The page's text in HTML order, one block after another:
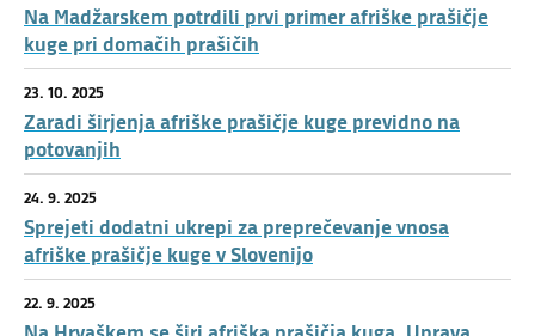
Na Madžarskem potrdili prvi primer afriške prašičje
kuge pri domačih prašičih
23. 10. 2025
Zaradi širjenja afriške prašičje kuge previdno na
potovanjih
24. 9. 2025
Sprejeti dodatni ukrepi za preprečevanje vnosa
afriške prašičje kuge v Slovenijo
22. 9. 2025